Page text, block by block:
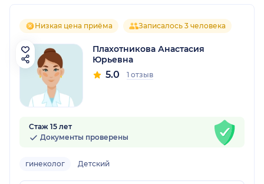
Низкая цена приёма Записалось 3 человека
Плахотникова Анастасия
Юрьевна
5.0 1 отзыв
Стаж 15 лет
Документы проверены
гинеколог Детский